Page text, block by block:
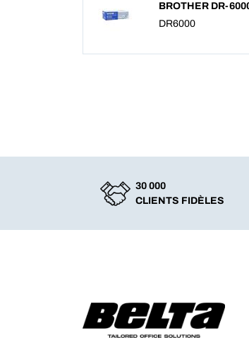
BROTHER DR-
DR6000
30 000
CLIENTS FIDÈLES